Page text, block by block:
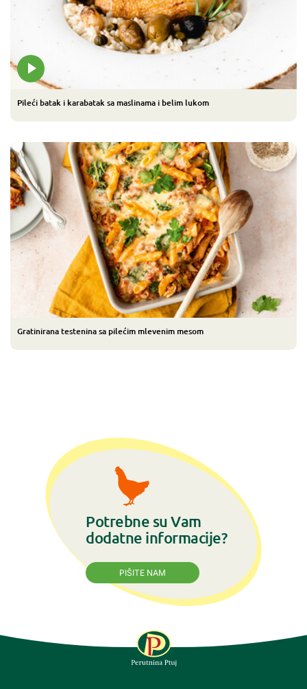
Pileći batak i karabatak sa maslinama i belim lukom
Gratinirana testenina sa pilećim mlevenim mesom
Potrebne su Vam
dodatne informacije?
PIŠITE NAM